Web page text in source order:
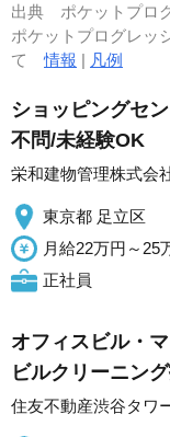
出典 ポケットプロ
ポケットプログレッ
て情報 | 凡例
ショッピングセ
不問/未経験OK
栄和建物管理株式会
東京都 足立区
月給22万円～25
正社員
オフィスビル・
ビルクリーニン
住友不動産渋谷タワ